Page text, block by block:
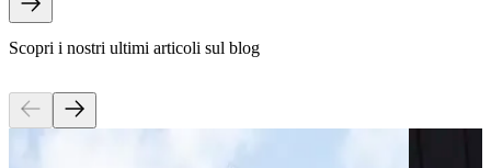
Scopri i nostri ultimi articoli sul blog